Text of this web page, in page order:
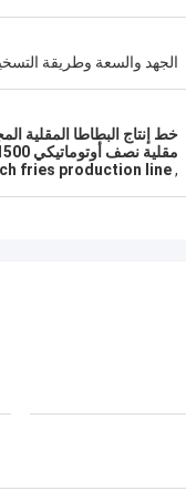
الجهد والسعة وطريقة
مقلية نصف أوتوماتيكي 1500 واط
,
fries production line